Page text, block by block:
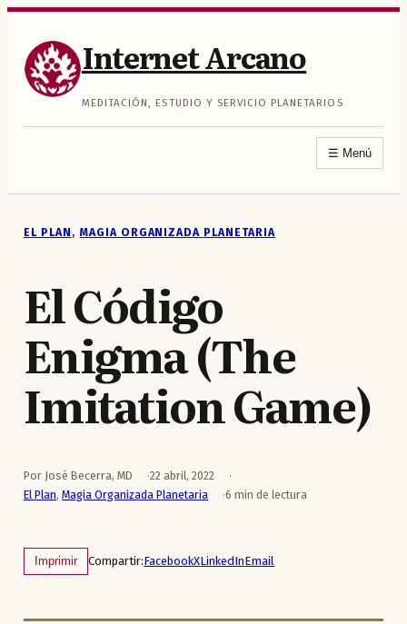
Saltar
contenido Internet Arcano
MEDITACIÓN, ESTUDIO Y SERVICIO PLANETARIOS
☰ Menú
EL PLAN , MAGIA ORGANIZADA PLANETARIA
El Código
Enigma (The
Imitation Game)
Por José Becerra, MD
22 abril, 2022
El Plan, Magia Organizada Planetaria 6 min de lectura
Imprimir Compartir:FacebookXLinkedInEmail